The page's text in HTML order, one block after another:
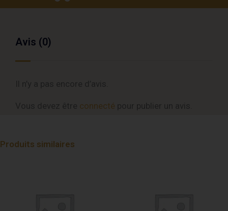
Avis (0)
connecté
Produits similaires